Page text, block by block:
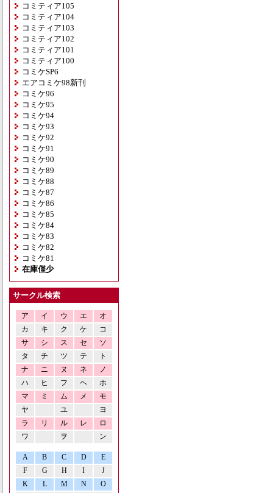
コミティア105
コミティア104
コミティア103
コミティア102
コミティア101
コミティア100
コミケSP6
エアコミケ98新刊
コミケ96
コミケ95
コミケ94
コミケ93
コミケ92
コミケ91
コミケ90
コミケ89
コミケ88
コミケ87
コミケ86
コミケ85
コミケ84
コミケ83
コミケ82
コミケ81
在庫僅少
サークル検索
ア イ ウ エ
オ
カ
キ ク ケ
コ
サ
シ ス セ
ソ
タ
チ ツ テ
ト
ナ
ニ ヌ ネ
ノ
ハ
ヒ フ ヘ
ホ
マ
ミ ム メ
モ
ヤ
ユ
ヨ
ラ
リ ル レ
ロ
ワ
ヲ ン
A B C D
E
F
G H I
J
K
L M N O